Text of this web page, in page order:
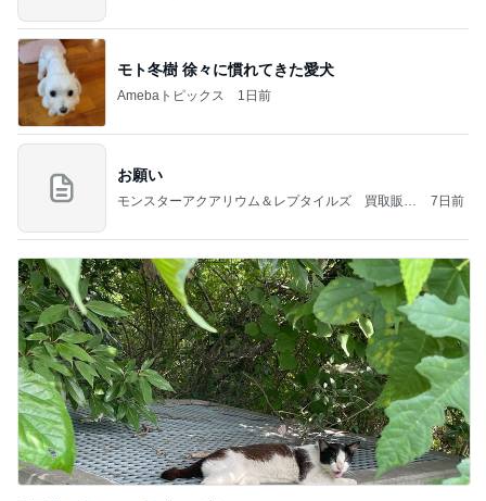
モト冬樹 徐々に慣れてきた愛犬
Amebaトピックス 1日前
お願い
モンスターアクアリウム＆レプタイルズ 買取販売
7日前